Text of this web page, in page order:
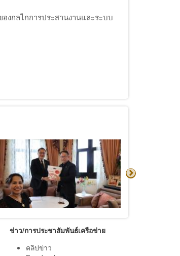
งกลไกการประสานงานและระบบ
ข่าว/การประชาสัมพันธ์เครือข่าย
คลิปข่าว